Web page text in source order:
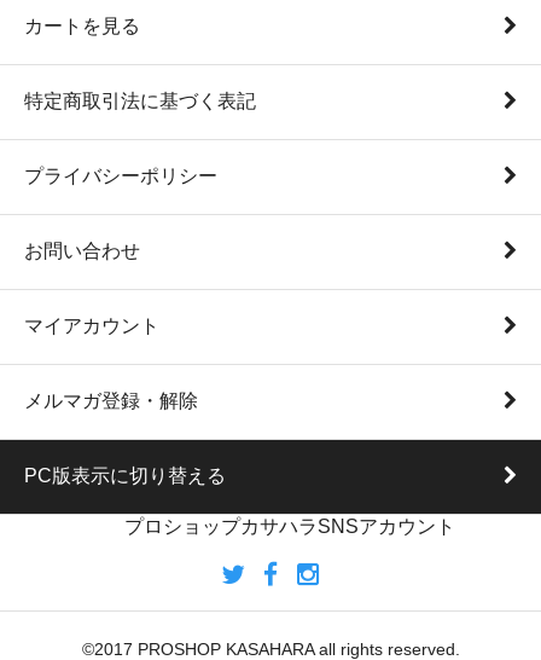
カートを見る
特定商取引法に基づく表記
プライバシーポリシー
お問い合わせ
マイアカウント
メルマガ登録・解除
PC版表示に切り替える
プロショップカサハラSNSアカウント
©2017 PROSHOP KASAHARA all rights reserved.